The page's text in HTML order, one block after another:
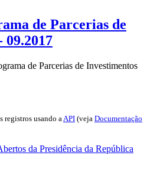
de Parcerias de
09.2017
de Parcerias de Investimentos
registros usando a API (veja Documentação
da Presidência da República